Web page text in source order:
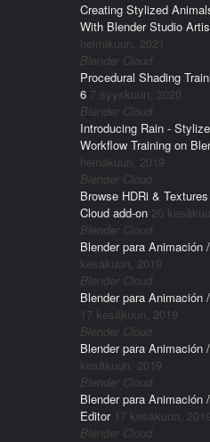
Creating Stylized
With Blender Studio
helmikuun, 2021
Blender Cloud
Procedural Shading
6 7 syyskuun, 2020
Blender Cloud
Introducing Rain -
Workflow Training on
heinäkuun, 2019
Blender Cloud
Browse HDRi &
Cloud add-on 20
Blender Cloud
Blender para Animación
kesäkuun, 2019
Blender Cloud
Blender para Animación
17 kesäkuun, 2019
Blender Cloud
Blender para Animación
kesäkuun, 2019
Blender Cloud
Blender para Animación
Editor 17 kesäkuun, 2019
Blender Cloud